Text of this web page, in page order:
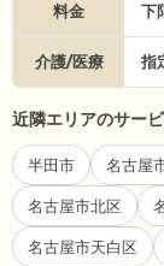
料金 下
介護/医療 指
近隣エリアのサー
半田市 名古屋
名古屋市北区
名古屋市天白区